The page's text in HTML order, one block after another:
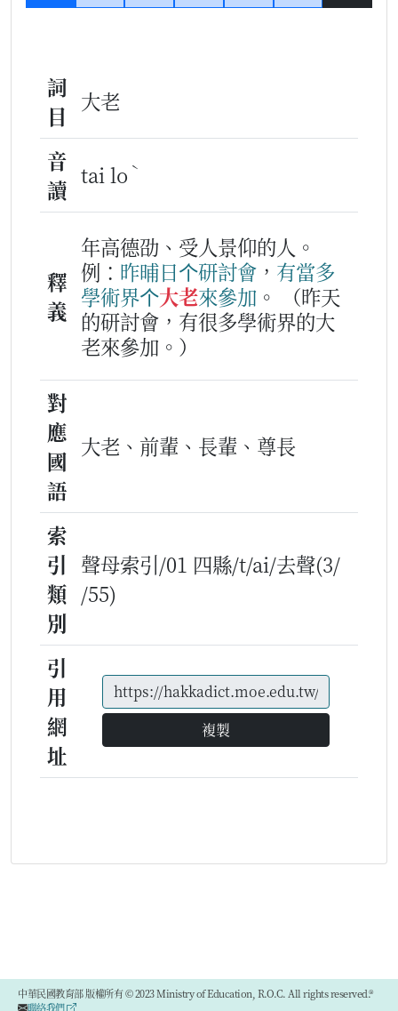
詞
目
大老
音
讀
tai lo ˋ
釋
義
年高德劭、受人景仰的人。
例： 昨晡日个研討會 ， 有當多
學術界个大老來參加 。
（昨天
的研討會，有很多學術界的大
老來參加。）
對
應
國
語
大老、前輩、長輩、尊長
索
引
類
別
聲母索引/01 四縣/t/ai/去聲(3/
/55)
引
用
網
址
複製
中華民國教育部 版權所有 © 2023 Ministry of Education, R.O.C. All rights reserved.®
聯絡我們